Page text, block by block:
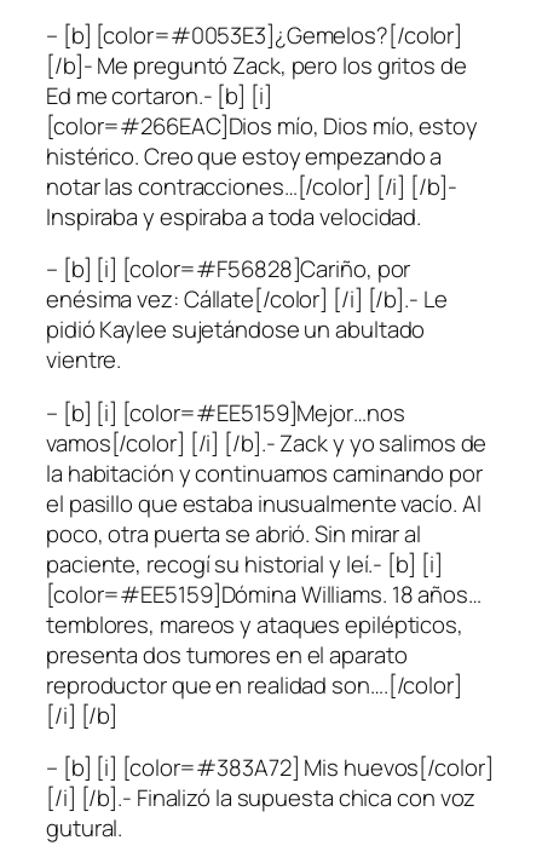
– [b] [color=#0053E3]¿Gemelos?[/color]
[/b]- Me preguntó Zack, pero los gritos de
Ed me cortaron.- [b] [i]
[color=#266EAC]Dios mío, Dios mío, estoy
histérico. Creo que estoy empezando a
notar las contracciones…[/color] [/i] [/b]-
Inspiraba y espiraba a toda velocidad.
– [b] [i] [color=#F56828]Cariño, por
enésima vez: Cállate[/color] [/i] [/b].- Le
pidió Kaylee sujetándose un abultado
vientre.
– [b] [i] [color=#EE5159]Mejor…nos
vamos[/color] [/i] [/b].- Zack y yo salimos de
la habitación y continuamos caminando por
el pasillo que estaba inusualmente vacío. Al
poco, otra puerta se abrió. Sin mirar al
paciente, recogí su historial y leí.- [b] [i]
[color=#EE5159]Dómina Williams. 18 años…
temblores, mareos y ataques epilépticos,
presenta dos tumores en el aparato
reproductor que en realidad son….[/color]
[/i] [/b]
– [b] [i] [color=#383A72] Mis huevos[/color]
[/i] [/b].- Finalizó la supuesta chica con voz
gutural.